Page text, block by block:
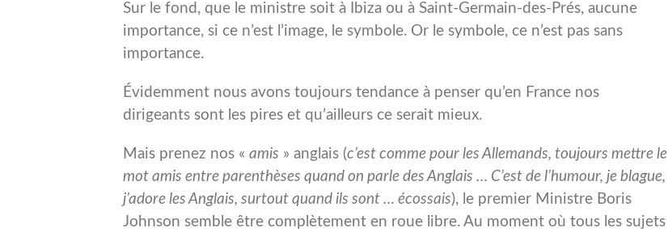
Sur le fond, que le ministre soit à Ibiza ou à Saint-Germain-des-Prés, aucune
importance, si ce n’est l’image, le symbole. Or le symbole, ce n’est pas sans
importance.
Évidemment nous avons toujours tendance à penser qu’en France nos
dirigeants sont les pires et qu’ailleurs ce serait mieux.
Mais prenez nos « amis » anglais (c’est comme pour les Allemands, toujours mettre le
mot amis entre parenthèses quand on parle des Anglais … C’est de l’humour, je blague,
j’adore les Anglais, surtout quand ils sont … écossais), le premier Ministre Boris
Johnson semble être complètement en roue libre. Au moment où tous les sujets